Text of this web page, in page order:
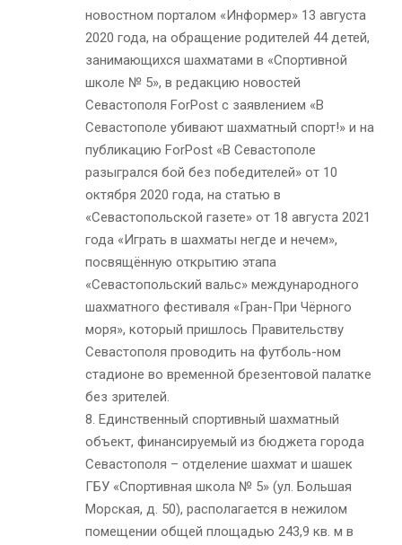
новостном порталом «Информер» 13 августа
2020 года, на обращение родителей 44 детей,
занимающихся шахматами в «Спортивной
школе № 5», в редакцию новостей
Севастополя ForPost с заявлением «В
Севастополе убивают шахматный спорт!» и на
публикацию ForPost «В Севастополе
разыгрался бой без победителей» от 10
октября 2020 года, на статью в
«Севастопольской газете» от 18 августа 2021
года «Играть в шахматы негде и нечем»,
посвящённую открытию этапа
«Севастопольский вальс» международного
шахматного фестиваля «Гран-При Чёрного
моря», который пришлось Правительству
Севастополя проводить на футболь-ном
стадионе во временной брезентовой палатке
без зрителей.
8. Единственный спортивный шахматный
объект, финансируемый из бюджета города
Севастополя – отделение шахмат и шашек
ГБУ «Спортивная школа № 5» (ул. Большая
Морская, д. 50), располагается в нежилом
помещении общей площадью 243,9 кв. м в